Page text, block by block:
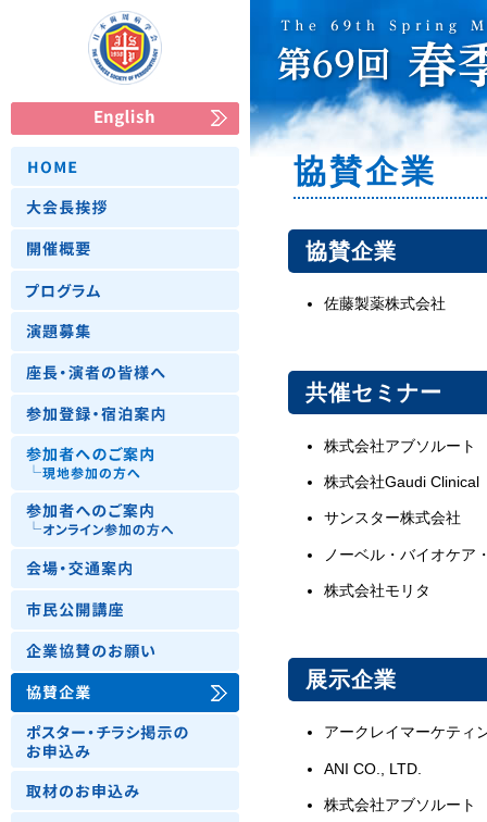
協賛企業
協賛企業
佐藤製薬株式会社
共催セミナー
株式会社アブソルート
株式会社Gaudi Clinical
サンスター株式会社
ノーベル・バイオケア
株式会社モリタ
展示企業
アークレイマーケティ
ANI CO., LTD.
株式会社アブソルート